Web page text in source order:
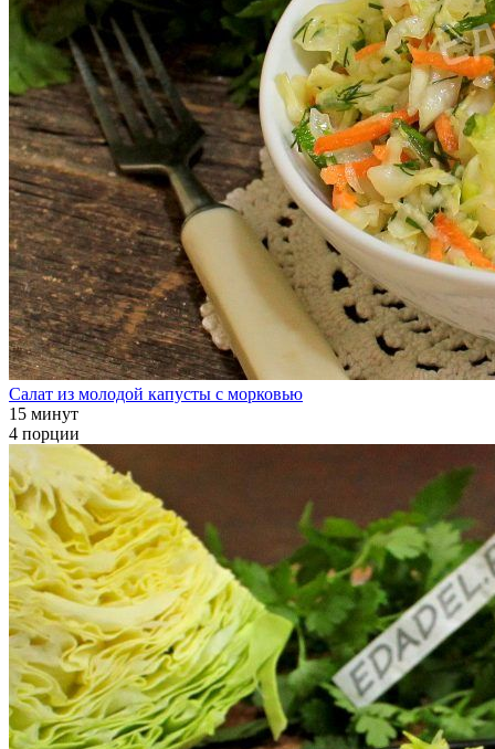
Салат из молодой капусты с морковью
15 минут
4 порции